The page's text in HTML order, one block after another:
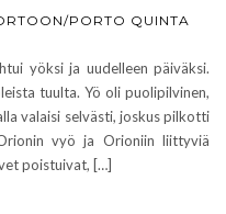
PORTO QUINTA
yöksi ja uudelleen päiväksi.
tuulta. Yö oli puolipilvinen,
valaisi selvästi, joskus pilkotti
vyö ja Orioniin liittyviä
poistuivat, […]